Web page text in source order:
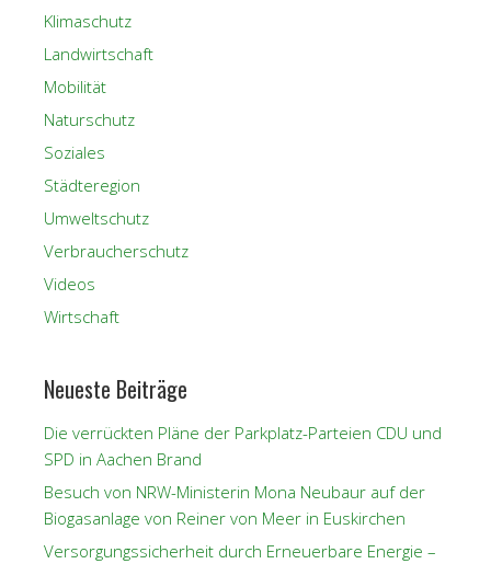
Klimaschutz
Landwirtschaft
Mobilität
Naturschutz
Soziales
Städteregion
Umweltschutz
Verbraucherschutz
Videos
Wirtschaft
Neueste Beiträge
Die verrückten Pläne der Parkplatz-Parteien CDU und
SPD in Aachen Brand
Besuch von NRW-Ministerin Mona Neubaur auf der
Biogasanlage von Reiner von Meer in Euskirchen
Versorgungssicherheit durch Erneuerbare Energie –